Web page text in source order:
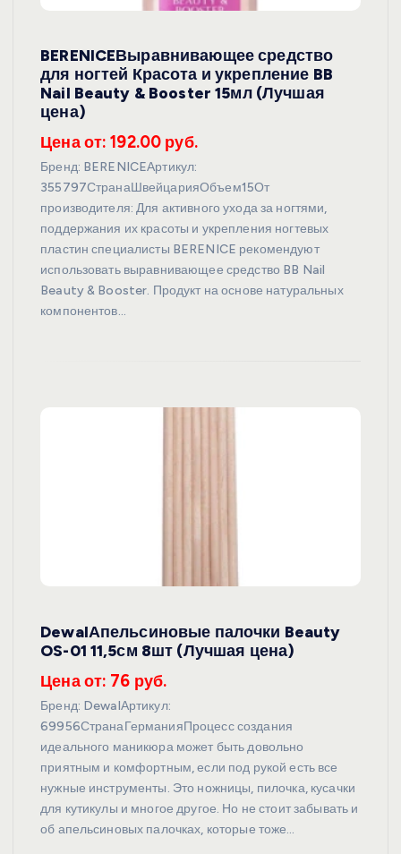
BERENICEВыравнивающее средство
для ногтей Красота и укрепление BB
Nail Beauty & Booster 15мл (Лучшая
цена)
Цена от: 192.00 руб.
Бренд: BERENICEАртикул:
355797СтранаШвейцарияОбъем15От
производителя: Для активного ухода за ногтями,
поддержания их красоты и укрепления ногтевых
пластин специалисты BERENICE рекомендуют
использовать выравнивающее средство BB Nail
Beauty & Booster. Продукт на основе натуральных
компонентов…
DewalАпельсиновые палочки Beauty
OS-01 11,5см 8шт (Лучшая цена)
Цена от: 76 руб.
Бренд: DewalАртикул:
69956СтранаГерманияПроцесс создания
идеального маникюра может быть довольно
приятным и комфортным, если под рукой есть все
нужные инструменты. Это ножницы, пилочка, кусачки
для кутикулы и многое другое. Но не стоит забывать и
об апельсиновых палочках, которые тоже…